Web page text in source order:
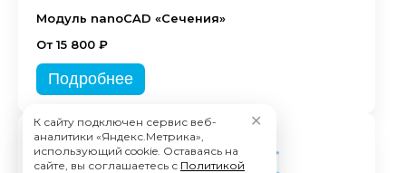
Модуль nanoCAD «Сечения»
От 15 800 ₽
Подробнее
К сайту подключен сервис веб-
аналитики «Яндекс.Метрика»,
использующий cookie. Оставаясь на
сайте, вы соглашаетесь с Политикой
✕